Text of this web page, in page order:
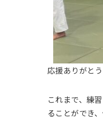
応援ありがと
これまで、練
ることができ